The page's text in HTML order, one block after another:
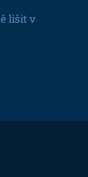
lišit v